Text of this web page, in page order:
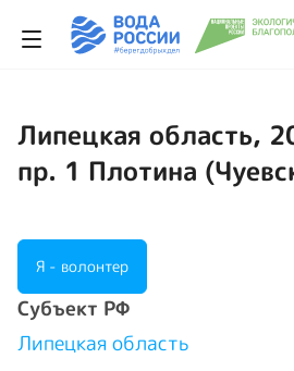
Липецкая область,
пр. 1 Плотина
Я - волонтер
Cубъект РФ
Липецкая область